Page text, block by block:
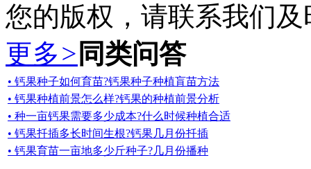
您的版权，请联系我们
更多> 同类问答
• 钙果种子如何育苗?钙果种子种植肓苗方法
• 钙果种植前景怎么样?钙果的种植前景分析
• 种一亩钙果需要多少成本?什么时候种植合适
• 钙果扦插多长时间生根?钙果几月份扦插
• 钙果育苗一亩地多少斤种子?几月份播种